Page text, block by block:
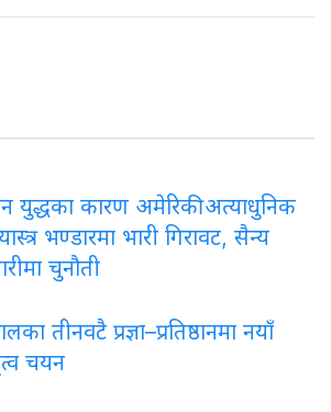
युद्धका कारण अमेरिकी अत्याधुनिक
भण्डारमा भारी गिरावट, सैन्य
चुनौती
तीनवटै प्रज्ञा–प्रतिष्ठानमा नयाँ
चयन